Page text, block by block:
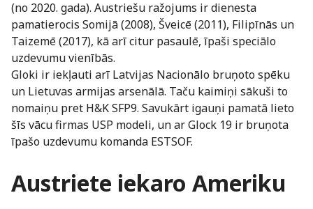
(no 2020. gada). Austriešu ražojums ir dienesta
pamatierocis Somijā (2008), Šveicē (2011), Filipīnās un
Taizemē (2017), kā arī citur pasaulē, īpaši speciālo
uzdevumu vienībās.
Gloki ir iekļauti arī Latvijas Nacionālo bruņoto spēku
un Lietuvas armijas arsenālā. Taču kaimiņi sākuši to
nomaiņu pret H&K SFP9. Savukārt igauņi pamatā lieto
šīs vācu firmas USP modeli, un ar Glock 19 ir bruņota
īpašo uzdevumu komanda ESTSOF.
Austriete iekaro Ameriku